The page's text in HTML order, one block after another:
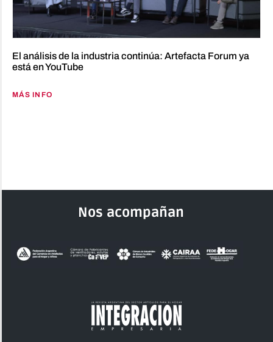
El análisis de la industria continúa: Artefacta Forum ya
está en YouTube
MÁS INFO
Nos acompañan